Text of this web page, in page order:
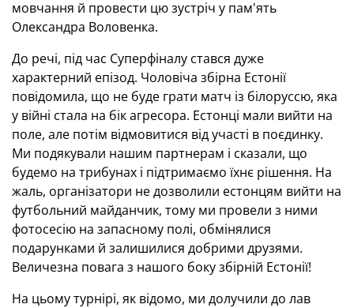
мовчання й провести цю зустріч у пам'ять
Олександра Воловенка.
До речі, під час Суперфіналу стався дуже
характерний епізод. Чоловіча збірна Естонії
повідомила, що не буде грати матч із білоруссю, яка
у війні стала на бік агресора. Естонці мали вийти на
поле, але потім відмовитися від участі в поєдинку.
Ми подякували нашим партнерам і сказали, що
будемо на трибунах і підтримаємо їхнє рішення. На
жаль, організатори не дозволили естонцям вийти на
футбольний майданчик, тому ми провели з ними
фотосесію на запасному полі, обмінялися
подарунками й залишилися добрими друзями.
Величезна повага з нашого боку збірній Естонії!
На цьому турнірі, як відомо, ми долучили до лав